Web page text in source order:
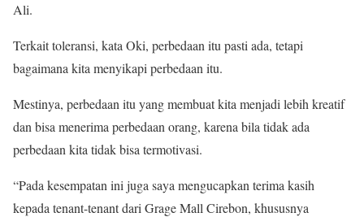
Ali.
Terkait toleransi, kata Oki, perbedaan itu pasti ada, tetapi
bagaimana kita menyikapi perbedaan itu.
Mestinya, perbedaan itu yang membuat kita menjadi lebih kreatif
dan bisa menerima perbedaan orang, karena bila tidak ada
perbedaan kita tidak bisa termotivasi.
“Pada kesempatan ini juga saya mengucapkan terima kasih
kepada tenant-tenant dari Grage Mall Cirebon, khususnya